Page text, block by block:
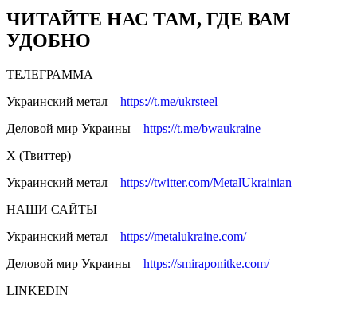
ЧИТАЙТЕ НАС ТАМ, ГДЕ ВАМ
УДОБНО
ТЕЛЕГРАММА
Украинский метал – https://t.me/ukrsteel
Деловой мир Украины – https://t.me/bwaukraine
Х (Твиттер)
Украинский метал – https://twitter.com/MetalUkrainian
НАШИ САЙТЫ
Украинский метал – https://metalukraine.com/
Деловой мир Украины – https://smiraponitke.com/
LINKEDIN